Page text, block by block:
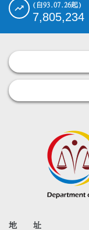
(自93.07.26起)
7,805,234
地 址